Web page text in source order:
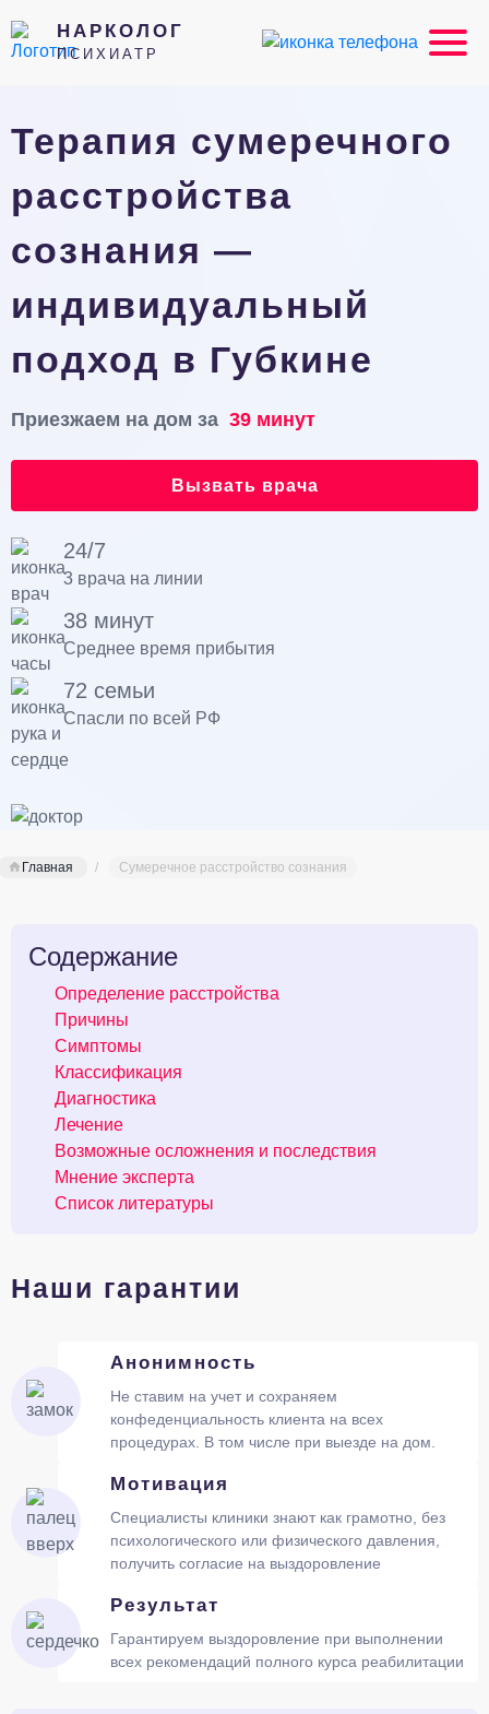
НАРКОЛОГ
ПСИХИАТР
Терапия сумеречного
расстройства
сознания —
индивидуальный
подход в Губкине
Приезжаем на дом за 39 минут
Вызвать врача
24/7
3 врача на линии
38 минут
Среднее время прибытия
72 семьи
Спасли по всей РФ
Главная Сумеречное расстройство сознания
Содержание
Определение расстройства
Причины
Симптомы
Классификация
Диагностика
Лечение
Возможные осложнения и последствия
Мнение эксперта
Список литературы
Наши гарантии
Анонимность
Не ставим на учет и сохраняем
конфеденциальность клиента на всех
процедурах. В том числе при выезде на дом.
Мотивация
Специалисты клиники знают как грамотно, без
психологического или физического давления,
получить согласие на выздоровление
Результат
Гарантируем выздоровление при выполнении
всех рекомендаций полного курса реабилитации